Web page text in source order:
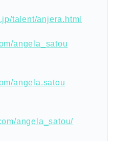
talent/anjera.html
angela_satou
angela.satou
angela_satou/